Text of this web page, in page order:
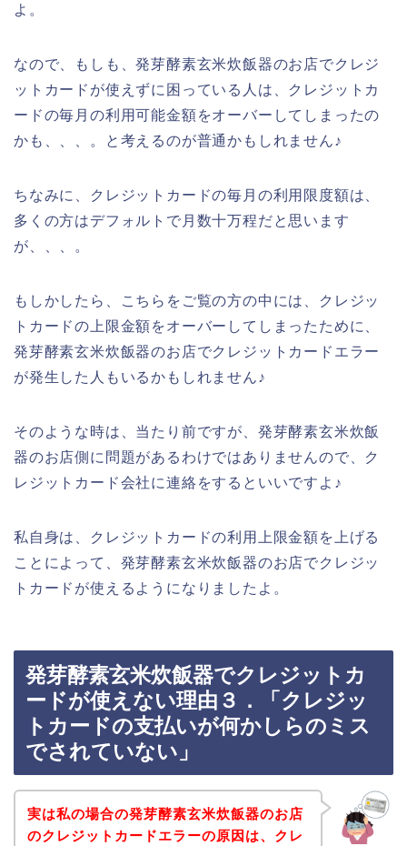
よ。
なので、もしも、発芽酵素玄米炊飯器のお店でクレジ
ットカードが使えずに困っている人は、クレジットカ
ードの毎月の利用可能金額をオーバーしてしまったの
かも、、、。と考えるのが普通かもしれません♪
ちなみに、クレジットカードの毎月の利用限度額は、
多くの方はデフォルトで月数十万程だと思います
が、、、。
もしかしたら、こちらをご覧の方の中には、クレジッ
トカードの上限金額をオーバーしてしまったために、
発芽酵素玄米炊飯器のお店でクレジットカードエラー
が発生した人もいるかもしれません♪
そのような時は、当たり前ですが、発芽酵素玄米炊飯
器のお店側に問題があるわけではありませんので、ク
レジットカード会社に連絡をするといいですよ♪
私自身は、クレジットカードの利用上限金額を上げる
ことによって、発芽酵素玄米炊飯器のお店でクレジッ
トカードが使えるようになりましたよ。
発芽酵素玄米炊飯器でクレジットカ
ードが使えない理由３．「クレジッ
トカードの支払いが何かしらのミス
でされていない」
実は私の場合の発芽酵素玄米炊飯器のお店
のクレジットカードエラーの原因は、クレ